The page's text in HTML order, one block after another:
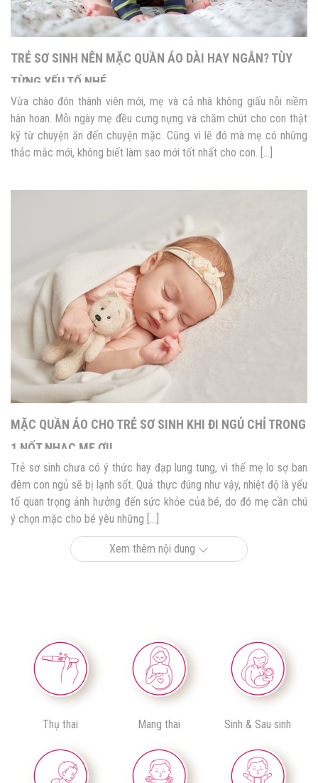
TRẺ SƠ SINH NÊN MẶC QUẦN ÁO DÀI HAY NGẮN? TÙY
TỪNG YẾU TỐ NHÉ
Vừa chào đón thành viên mới, mẹ và cả nhà không giấu nỗi niềm
hân hoan. Mỗi ngày mẹ đều cưng nựng và chăm chút cho con thật
kỹ từ chuyện ăn đến chuyện mặc. Cũng vì lẽ đó mà mẹ có những
thắc mắc mới, không biết làm sao mới tốt nhất cho con. […]
MẶC QUẦN ÁO CHO TRẺ SƠ SINH KHI ĐI NGỦ CHỈ TRONG
1 NỐT NHẠC MẸ ƠI!
Trẻ sơ sinh chưa có ý thức hay đạp lung tung, vì thế mẹ lo sợ ban
đêm con ngủ sẽ bị lạnh sốt. Quả thực đúng như vậy, nhiệt độ là yếu
tố quan trọng ảnh hưởng đến sức khỏe của bé, do đó mẹ cần chú
ý chọn mặc cho bé yêu những […]
Xem thêm nội dung
Thụ thai Mang thai Sinh & Sau sinh